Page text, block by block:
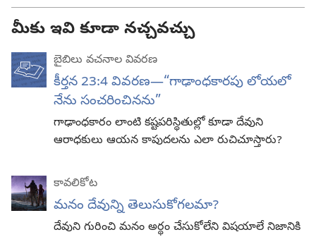
మీకు ఇవి కూడా నచ్చవచ్చు
బైబిలు వచనాల వివరణ
కీర్తన 23:4 వివరణ—“గాఢాంధకారపు లోయలో
నేను సంచరించినను”
గాఢాంధకారం లాంటి కష్టపరిస్థితుల్లో కూడా దేవుని
ఆరాధకులు ఆయన కాపుదలను ఎలా రుచిచూస్తారు?
కావలికోట
మనం దేవున్ని తెలుసుకోగలమా?
దేవుని గురించి మనం అర్థం చేసుకోలేని విషయాలే నిజానికి